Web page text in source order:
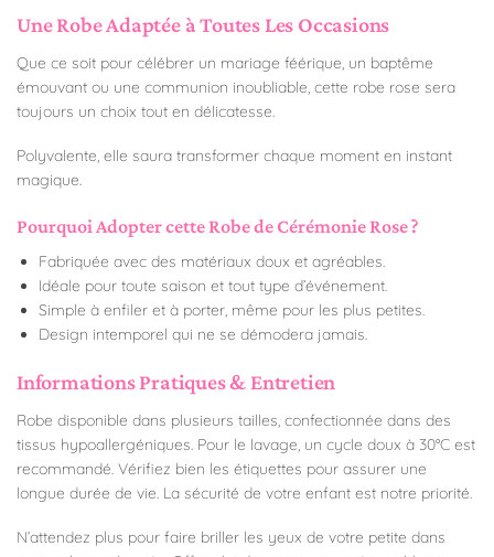
Une Robe Adaptée à Toutes Les Occasions
Que ce soit pour célébrer un mariage féérique, un baptême
émouvant ou une communion inoubliable, cette robe rose sera
toujours un choix tout en délicatesse.
Polyvalente, elle saura transformer chaque moment en instant
magique.
Pourquoi Adopter cette Robe de Cérémonie Rose ?
Fabriquée avec des matériaux doux et agréables.
Idéale pour toute saison et tout type d’événement.
Simple à enfiler et à porter, même pour les plus petites.
Design intemporel qui ne se démodera jamais.
Informations Pratiques & Entretien
Robe disponible dans plusieurs tailles, confectionnée dans des
tissus hypoallergéniques. Pour le lavage, un cycle doux à 30°C est
recommandé. Vérifiez bien les étiquettes pour assurer une
longue durée de vie. La sécurité de votre enfant est notre priorité.
N’attendez plus pour faire briller les yeux de votre petite dans